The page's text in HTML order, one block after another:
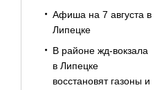
Афиша на 7 августа в
Липецке
В районе жд-вокзала
в Липецке
восстановят газоны и